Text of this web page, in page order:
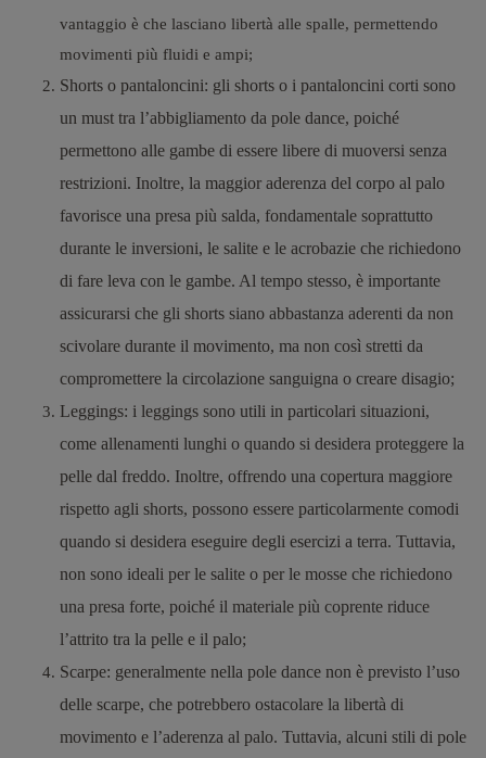
vantaggio è che lasciano libertà alle spalle, permettendo
movimenti più fluidi e ampi;
Shorts o pantaloncini: gli shorts o i pantaloncini corti sono
un must tra l’abbigliamento da pole dance, poiché
permettono alle gambe di essere libere di muoversi senza
restrizioni. Inoltre, la maggior aderenza del corpo al palo
favorisce una presa più salda, fondamentale soprattutto
durante le inversioni, le salite e le acrobazie che richiedono
di fare leva con le gambe. Al tempo stesso, è importante
assicurarsi che gli shorts siano abbastanza aderenti da non
scivolare durante il movimento, ma non così stretti da
compromettere la circolazione sanguigna o creare disagio;
Leggings: i leggings sono utili in particolari situazioni,
come allenamenti lunghi o quando si desidera proteggere la
pelle dal freddo. Inoltre, offrendo una copertura maggiore
rispetto agli shorts, possono essere particolarmente comodi
quando si desidera eseguire degli esercizi a terra. Tuttavia,
non sono ideali per le salite o per le mosse che richiedono
una presa forte, poiché il materiale più coprente riduce
l’attrito tra la pelle e il palo;
Scarpe: generalmente nella pole dance non è previsto l’uso
delle scarpe, che potrebbero ostacolare la libertà di
movimento e l’aderenza al palo. Tuttavia, alcuni stili di pole